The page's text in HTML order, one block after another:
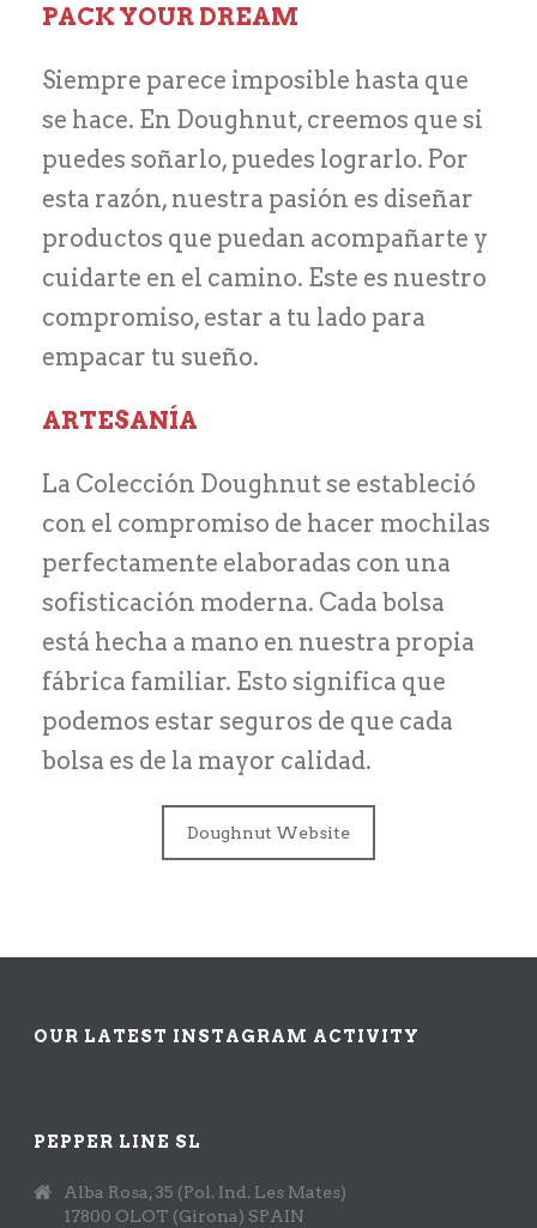
PACK YOUR DREAM
Siempre parece imposible hasta que
se hace. En Doughnut, creemos que si
puedes soñarlo, puedes lograrlo. Por
esta razón, nuestra pasión es diseñar
productos que puedan acompañarte y
cuidarte en el camino. Este es nuestro
compromiso, estar a tu lado para
empacar tu sueño.
ARTESANÍA
La Colección Doughnut se estableció
con el compromiso de hacer mochilas
perfectamente elaboradas con una
sofisticación moderna. Cada bolsa
está hecha a mano en nuestra propia
fábrica familiar. Esto significa que
podemos estar seguros de que cada
bolsa es de la mayor calidad.
Doughnut Website
OUR LATEST INSTAGRAM ACTIVITY
PEPPER LINE SL
Alba Rosa, 35 (Pol. Ind. Les Mates)
17800 OLOT (Girona) SPAIN